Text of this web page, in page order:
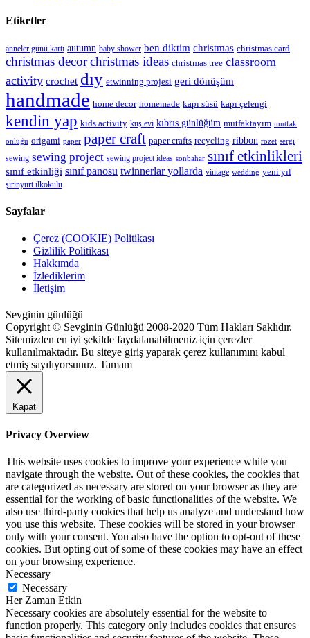
Etiketler
anneler günü kartı autumn baby shower ben diktim christmas christmas card
christmas decorchristmas ideas christmas tree classroom
activity crochet dıy etwinning projesi geri dönüşüm
handmade home decor homemade kapı süsü kapı çelengi
kendin yap kids activity kuş evi kıbrıs günlüğüm mutfaktayım mutfak
önlüğü origami paper paper craft paper crafts recycling ribbon rozet sergi
sewing sewing project sewing project ideas sonbahar sınıf etkinlikleri
sınıf etkinliği sınıf panosu twinnerlar yollarda vintage wedding yeni yıl
şirinyurt ilkokulu
Sayfalar
Çerez (COOKIE) Politikası
Gizlilik Politikası
Hakkımda
İzlediklerim
İletişim
Sevginin günlüğü
Copyright © Sevginin Günlüğü 2008-2020 Tüm Hakları Saklıdır.
Sitemizden en iyi şekilde faydalanabilmeniz için çerezler
kullanılmaktadır. Bu siteye giriş yaparak çerez kullanımını kabul
etmiş sayılıyorsunuz. Tamam
Kapat
Privacy Overview
This website uses cookies to improve your experience while you
navigate through the website. Out of these cookies, the cookies that
are categorized as necessary are stored on your browser as they are
essential for the working of basic functionalities of the website. We
also use third-party cookies that help us analyze and understand how
you use this website. These cookies will be stored in your browser
only with your consent. You also have the option to opt-out of these
cookies. But opting out of some of these cookies may have an effect
on your browsing experience.
Necessary
Necessary
Her Zaman Etkin
Necessary cookies are absolutely essential for the website to
function properly. This category only includes cookies that ensures